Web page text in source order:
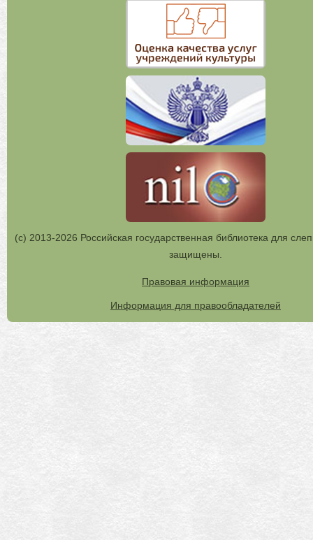
(с) 2013-2026 Российская государственная библиотека для
защищены.
Правовая информация
Информация для правообладателей